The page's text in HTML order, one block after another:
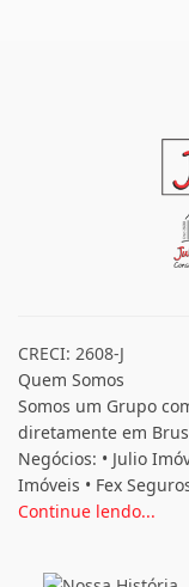
CRECI: 2608-J
Quem Somos
Somos um Grupo
diretamente em
Negócios: • Julio
Imóveis • Fex
Continue lendo...